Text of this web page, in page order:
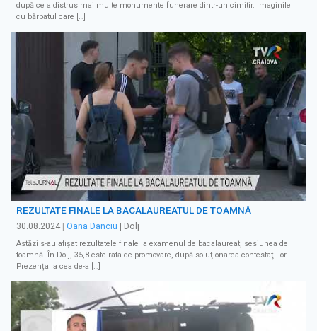
după ce a distrus mai multe monumente funerare dintr-un cimitir. Imaginile
cu bărbatul care […]
REZULTATE FINALE LA BACALAUREATUL DE TOAMNĂ
30.08.2024 Oana Danciu | Dolj
Astăzi s-au afișat rezultatele finale la examenul de bacalaureat, sesiunea de
toamnă. În Dolj, 35,8 este rata de promovare, după soluţionarea contestaţiilor.
Prezența la cea de-a […]